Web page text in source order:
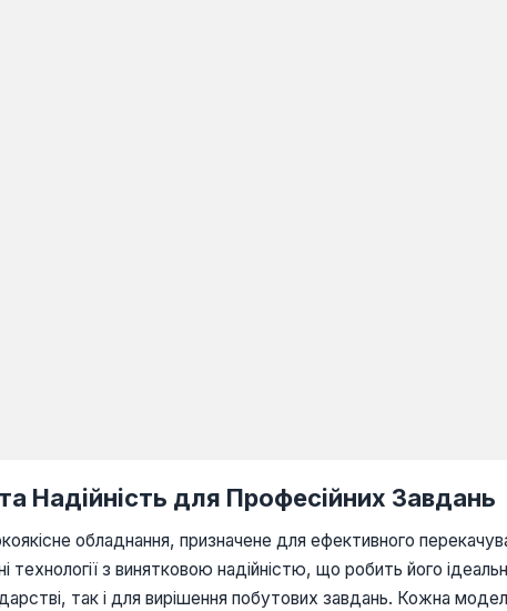
Надійність для Професійних Завдань
обладнання, призначене для ефективного
технології з винятковою надійністю, що робить його
так і для вирішення побутових завдань. Кожна